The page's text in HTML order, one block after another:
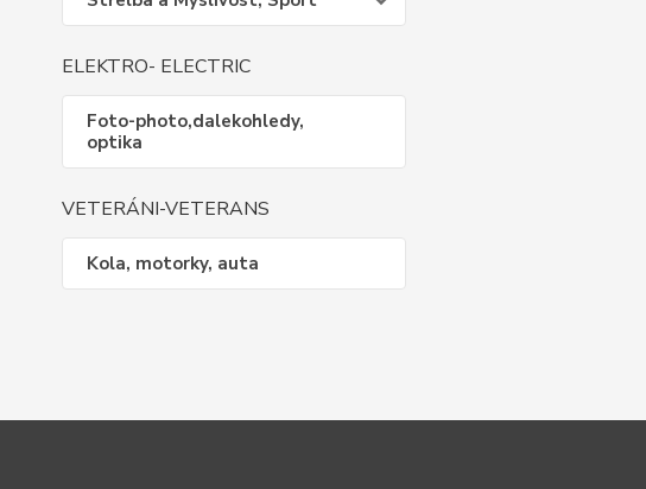
ELEKTRO- ELECTRIC
Foto-photo,dalekohledy,
optika
VETERÁNI-VETERANS
Kola, motorky, auta